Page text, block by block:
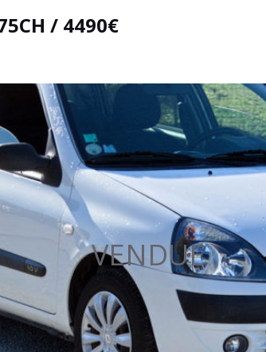
/ 4490€
VENDUE